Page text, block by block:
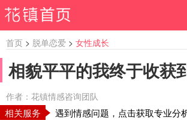
首页 > 脱单恋爱 > 女性成长
相貌平平的我终于收获
作者：花镇情感咨询团队
相关服务 遇到情感问题，点击获取专业分